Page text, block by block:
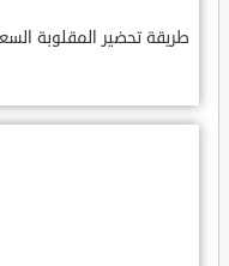
طريقة تحضير المقلوبة